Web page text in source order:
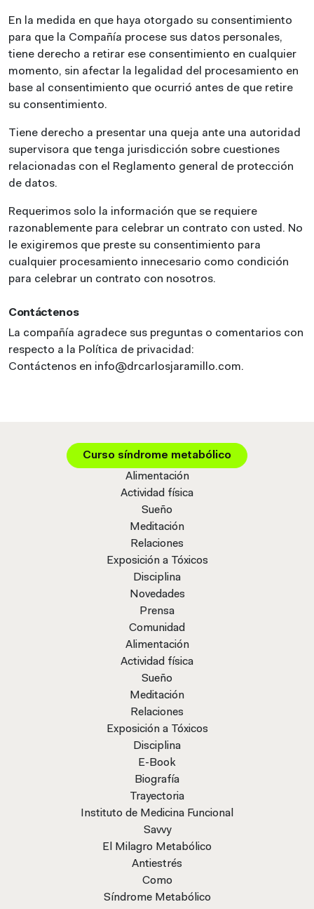
En la medida en que haya otorgado su consentimiento
para que la Compañía procese sus datos personales,
tiene derecho a retirar ese consentimiento en cualquier
momento, sin afectar la legalidad del procesamiento en
base al consentimiento que ocurrió antes de que retire
su consentimiento.
Tiene derecho a presentar una queja ante una autoridad
supervisora que tenga jurisdicción sobre cuestiones
relacionadas con el Reglamento general de protección
de datos.
Requerimos solo la información que se requiere
razonablemente para celebrar un contrato con usted. No
le exigiremos que preste su consentimiento para
cualquier procesamiento innecesario como condición
para celebrar un contrato con nosotros.
Contáctenos
La compañía agradece sus preguntas o comentarios con
respecto a la Política de privacidad:
Contáctenos en info@drcarlosjaramillo.com.
Curso síndrome metabólico
Alimentación
Actividad física
Sueño
Meditación
Relaciones
Exposición a Tóxicos
Disciplina
Novedades
Prensa
Comunidad
Alimentación
Actividad física
Sueño
Meditación
Relaciones
Exposición a Tóxicos
Disciplina
E-Book
Biografía
Trayectoria
Instituto de Medicina Funcional
Savvy
El Milagro Metabólico
Antiestrés
Como
Síndrome Metabólico